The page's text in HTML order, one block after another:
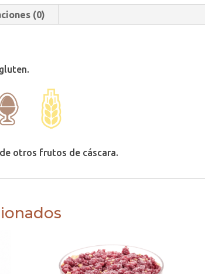
(0)
otros frutos de cáscara.